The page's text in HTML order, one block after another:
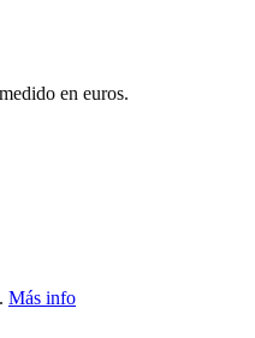
en euros.
Más info